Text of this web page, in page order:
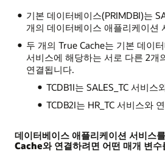
기본 데이터베이스(PRIMDBI)는
개의 데이터베이스 애플리케이션
두 개의 True Cache는 기본 데이
서비스에 해당하는 서로 다른 2개
연결됩니다.
TCDB1I는 SALES_TC 서비스
TCDB2I는 HR_TC 서비스와
데이터베이스 애플리케이션 서비스
Cache와 연결하려면 어떤 매개 변수